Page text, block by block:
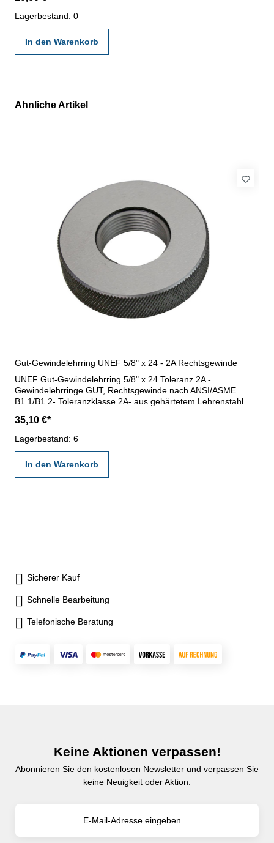
angegebenen Werksnormen
Lagerbestand: 0
In den Warenkorb
Produktgalerie überspringen
Ähnliche Artikel
Gut-Gewindelehrring UNEF 5/8" x 24 - 2A Rechtsgewinde
UNEF Gut-Gewindelehrring 5/8" x 24 Toleranz 2A -
Gewindelehrringe GUT, Rechtsgewinde nach ANSI/ASME
B1.1/B1.2- Toleranzklasse 2A- aus gehärtetem Lehrenstahl
35,10 €*
Lagerbestand: 6
In den Warenkorb
Sicherer Kauf
Schnelle Bearbeitung
Telefonische Beratung
Keine Aktionen verpassen!
Abonnieren Sie den kostenlosen Newsletter und verpassen Sie
keine Neuigkeit oder Aktion.